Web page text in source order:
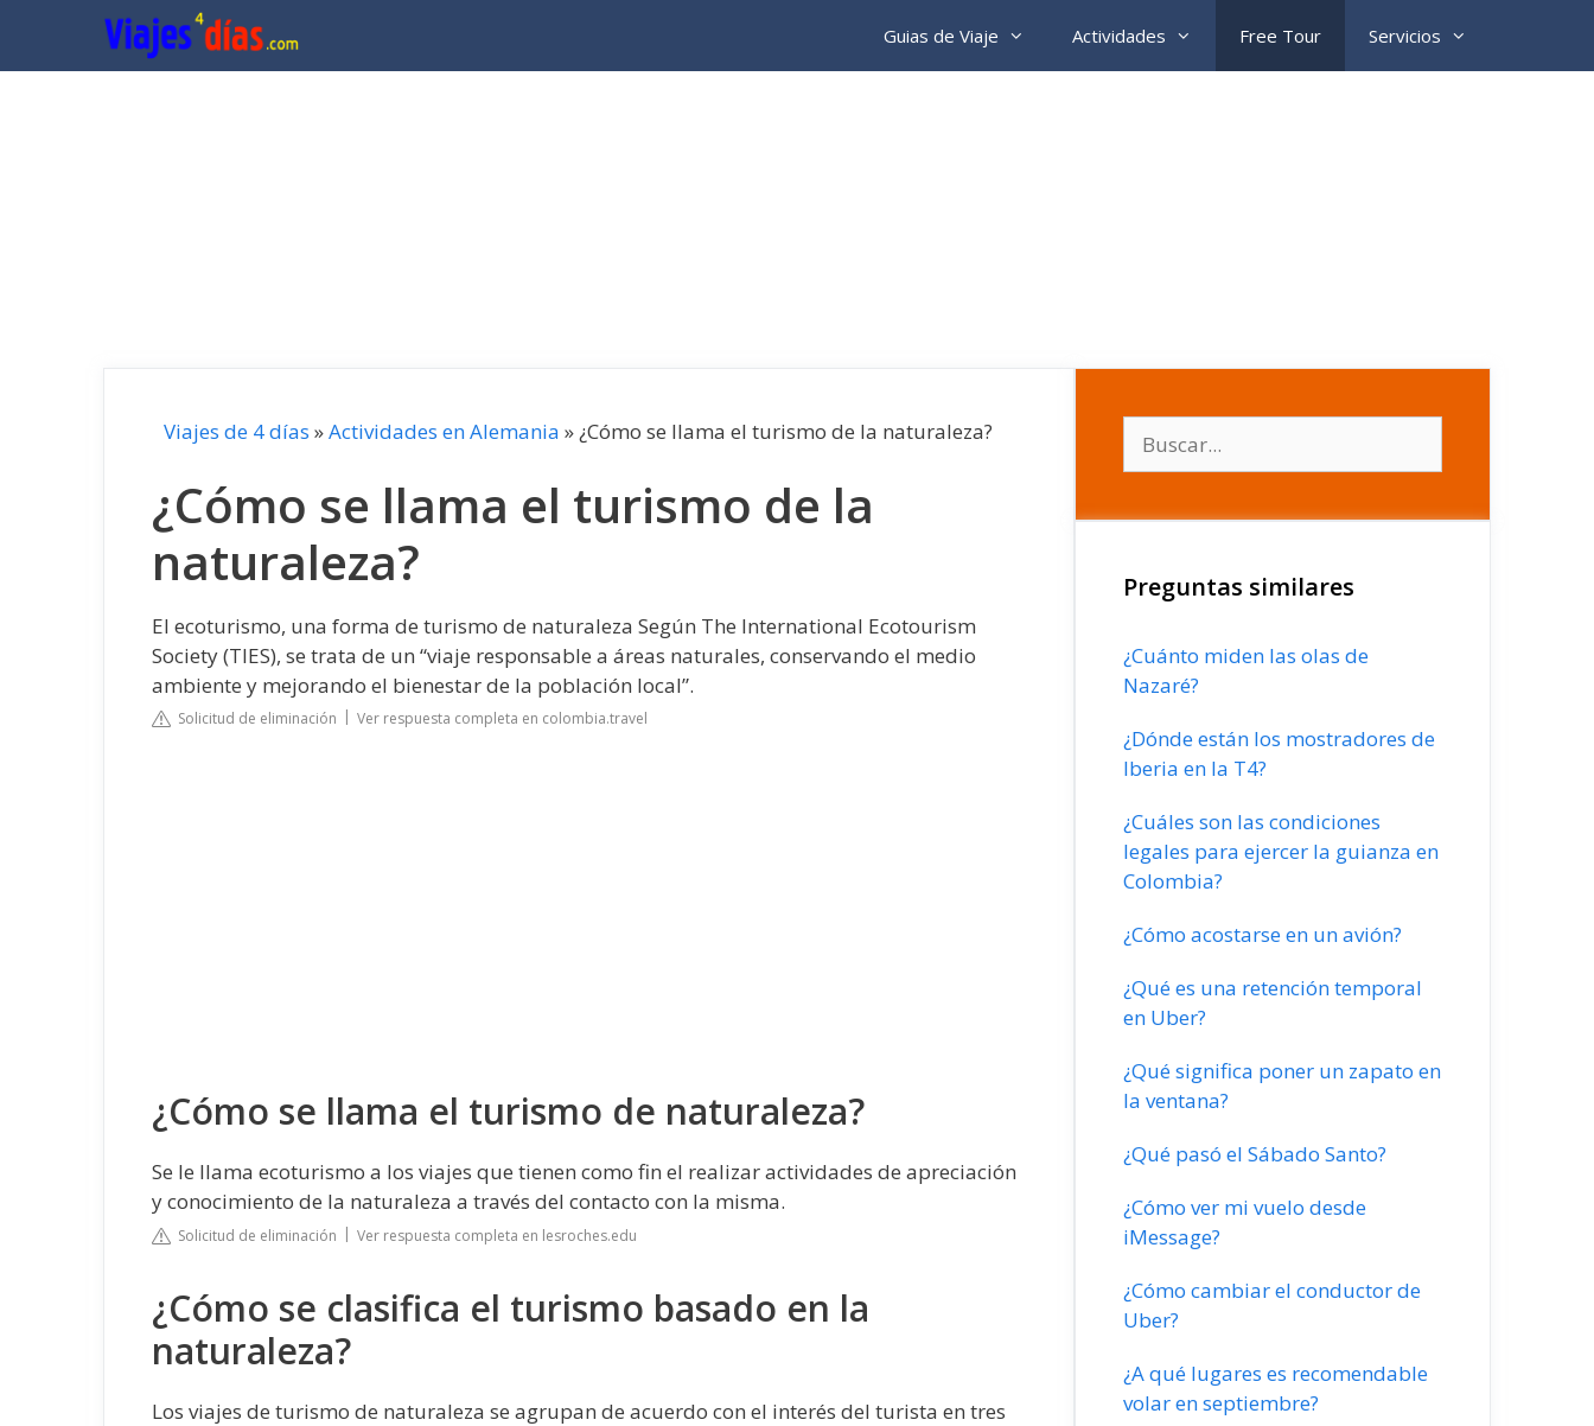
contenido
Guias de Viaje Actividades Free Tour Servicios
Viajes de 4 días »Actividades en Alemania »¿Cómo se llama el turismo de la naturaleza?
¿Cómo se llama el turismo de la
naturaleza?
El ecoturismo, una forma de turismo de naturaleza Según The International Ecotourism
Society (TIES), se trata de un “viaje responsable a áreas naturales, conservando el medio
ambiente y mejorando el bienestar de la población local”.
Solicitud de eliminación Ver respuesta completa en colombia.travel
¿Cómo se llama el turismo de naturaleza?
Se le llama ecoturismo a los viajes que tienen como fin el realizar actividades de apreciación
y conocimiento de la naturaleza a través del contacto con la misma.
Solicitud de eliminación Ver respuesta completa en lesroches.edu
¿Cómo se clasifica el turismo basado en la
naturaleza?
Los viajes de turismo de naturaleza se agrupan de acuerdo con el interés del turista en tres
Preguntas similares
¿Cuánto miden las olas de
Nazaré?
¿Dónde están los mostradores de
Iberia en la T4?
¿Cuáles son las condiciones
legales para ejercer la guianza en
Colombia?
¿Cómo acostarse en un avión?
¿Qué es una retención temporal
en Uber?
¿Qué significa poner un zapato en
la ventana?
¿Qué pasó el Sábado Santo?
¿Cómo ver mi vuelo desde
iMessage?
¿Cómo cambiar el conductor de
Uber?
¿A qué lugares es recomendable
volar en septiembre?